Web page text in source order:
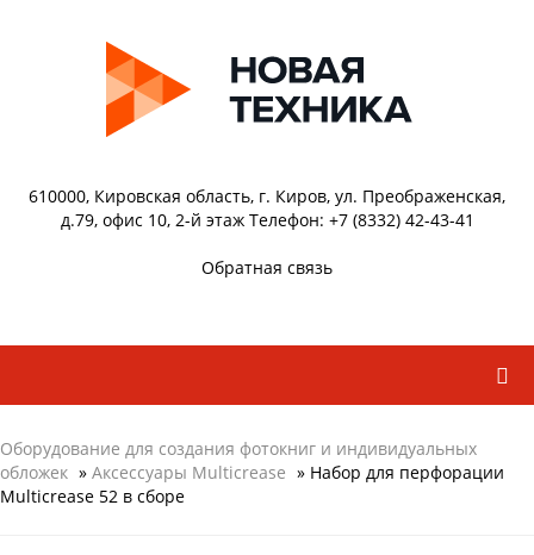
610000, Кировская область, г. Киров, ул. Преображенская,
д.79, офис 10, 2-й этаж Телефон: +7 (8332) 42-43-41
Обратная связь
Оборудование для создания фотокниг и индивидуальных
обложек » Аксессуары Multicrease » Набор для перфорации
Multicrease 52 в сборе